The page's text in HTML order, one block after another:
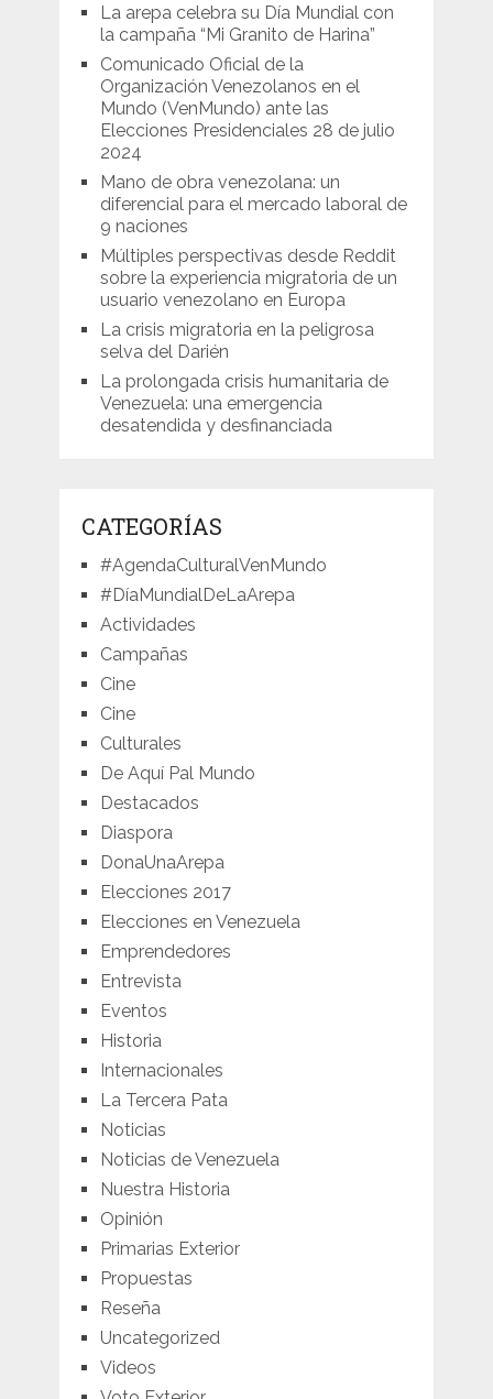
La arepa celebra su Día Mundial con
la campaña “Mi Granito de Harina”
Comunicado Oficial de la
Organización Venezolanos en el
Mundo (VenMundo) ante las
Elecciones Presidenciales 28 de julio
2024
Mano de obra venezolana: un
diferencial para el mercado laboral de
9 naciones
Múltiples perspectivas desde Reddit
sobre la experiencia migratoria de un
usuario venezolano en Europa
La crisis migratoria en la peligrosa
selva del Darién
La prolongada crisis humanitaria de
Venezuela: una emergencia
desatendida y desfinanciada
CATEGORÍAS
#AgendaCulturalVenMundo
#DíaMundialDeLaArepa
Actividades
Campañas
Cine
Cine
Culturales
De Aquí Pal Mundo
Destacados
Diaspora
DonaUnaArepa
Elecciones 2017
Elecciones en Venezuela
Emprendedores
Entrevista
Eventos
Historia
Internacionales
La Tercera Pata
Noticias
Noticias de Venezuela
Nuestra Historia
Opinión
Primarias Exterior
Propuestas
Reseña
Uncategorized
Videos